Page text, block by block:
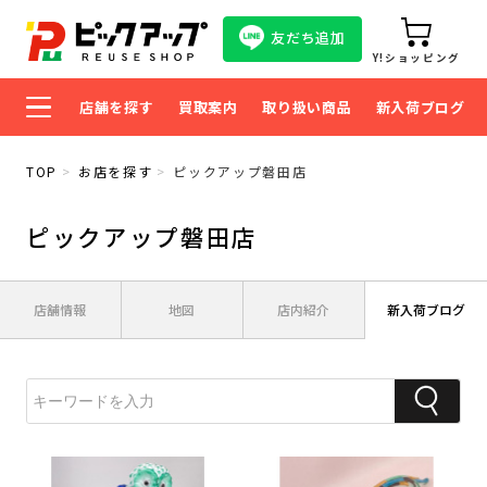
友だち追加
Y!ショッピング
店舗を探す 買取案内 取り扱い商品 新入荷ブログ
TOP お店を探す ピックアップ磐田店
ピックアップ磐田店
店舗情報 地図 店内紹介 新入荷ブログ